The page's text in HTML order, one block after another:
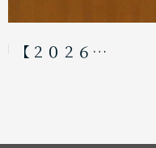
【２０２６…